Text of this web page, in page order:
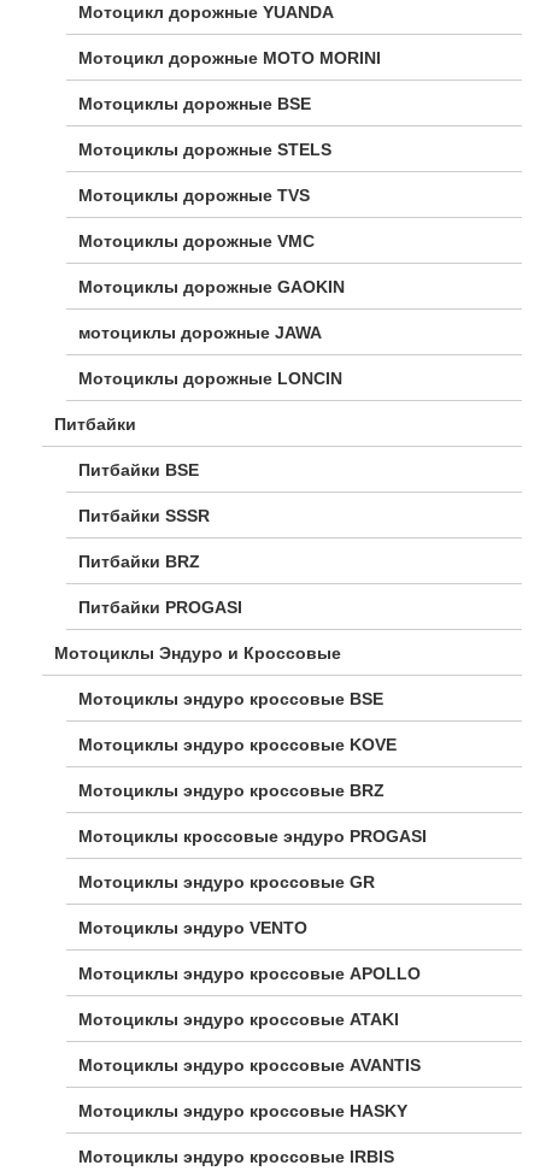
Мотоцикл дорожные YUANDA
Мотоцикл дорожные МОТО MORINI
Мотоциклы дорожные BSE
Мотоциклы дорожные STELS
Мотоциклы дорожные TVS
Мотоциклы дорожные VMC
Мотоциклы дорожные GAOKIN
мотоциклы дорожные JAWA
Мотоциклы дорожные LONCIN
Питбайки
Питбайки BSE
Питбайки SSSR
Питбайки BRZ
Питбайки PROGASI
Мотоциклы Эндуро и Кроссовые
Мотоциклы эндуро кроссовые BSE
Мотоциклы эндуро кроссовые KOVE
Мотоциклы эндуро кроссовые BRZ
Мотоциклы кроссовые эндуро PROGASI
Мотоциклы эндуро кроссовые GR
Мотоциклы эндуро VENTO
Мотоциклы эндуро кроссовые APOLLO
Мотоциклы эндуро кроссовые ATAKI
Мотоциклы эндуро кроссовые AVANTIS
Мотоциклы эндуро кроссовые HASKY
Мотоциклы эндуро кроссовые IRBIS